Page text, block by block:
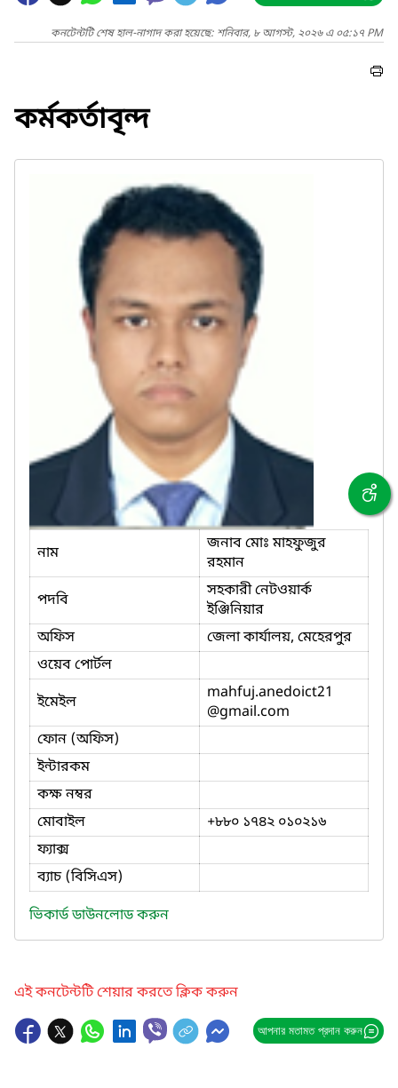
কনটেন্টটি শেষ হাল-নাগাদ করা হয়েছে: শনিবার, ৮ আগস্ট, ২০২৬ এ ০৫:১৭ PM
কর্মকর্তাবৃন্দ
নাম
জনাব মোঃ মাহফুজুর
রহমান
পদবি
সহকারী নেটওয়ার্ক
ইঞ্জিনিয়ার
অফিস
জেলা কার্যালয়, মেহেরপুর
ওয়েব পোর্টল
ইমেইল
mahfuj.anedoict21
@gmail.com
ফোন (অফিস)
ইন্টারকম
কক্ষ নম্বর
মোবাইল
+৮৮০ ১৭৪২ ০১০২১৬
ফ্যাক্স
ব্যাচ (বিসিএস)
ভিকার্ড ডাউনলোড করুন
এই কনটেন্টটি শেয়ার করতে ক্লিক করুন
আপনার মতামত প্রদান করুন